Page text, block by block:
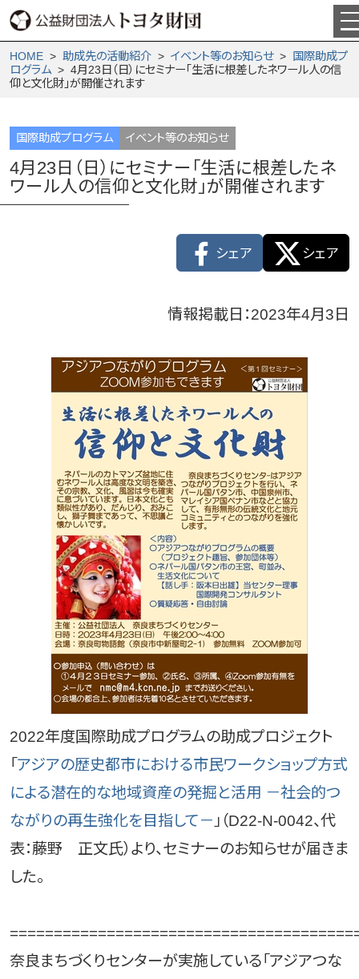
HOME> 助成先の活動紹介> イベント等のお知らせ> 国際助成プ
ログラム> 4月23日（日）にセミナー「生活に根差したネワール人の信
仰と文化財」が開催されます
国際助成プログラム イベント等のお知らせ
4月23日（日）にセミナー「生活に根差したネ
ワール人の信仰と文化財」が開催されます
シェア シェア
情報掲載日：2023年4月3日
2022年度国際助成プログラムの助成プロジェクト
「 アジアの歴史都市における市民ワークショップ方式
による潜在的な地域資産の発掘と活用 －社会的つ
ながりの再生強化を目指して－」（D22-N-0042、代
表：藤野 正文氏）より、セミナーのお知らせが届きま
した。
奈良まちづくりセンターが実施している「アジアつな